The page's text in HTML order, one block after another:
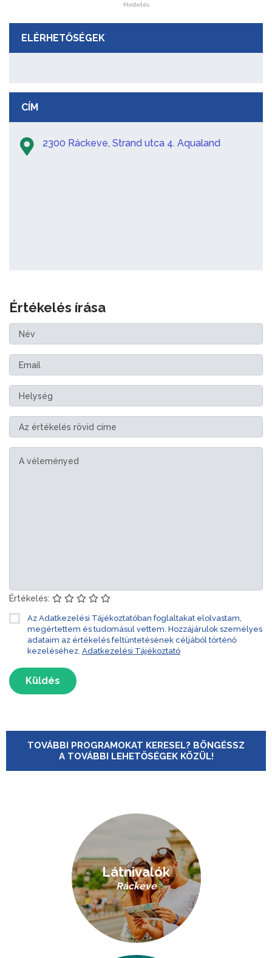
Hirdetés
ELÉRHETŐSÉGEK
CÍM
2300 Ráckeve, Strand utca 4. Aqualand
Értékelés írása
Értékelés:
Az Adatkezelési Tájékoztatóban foglaltakat elolvastam,
megértettem és tudomásul vettem. Hozzájárulok személyes
adataim az értékelés feltüntetésének céljából történő
kezeléséhez. Adatkezelési Tájékoztató
Küldés
TOVÁBBI PROGRAMOKAT KERESEL? BÖNGÉSSZ
A TOVÁBBI LEHETŐSÉGEK KÖZÜL!
Látnivalók
Ráckeve